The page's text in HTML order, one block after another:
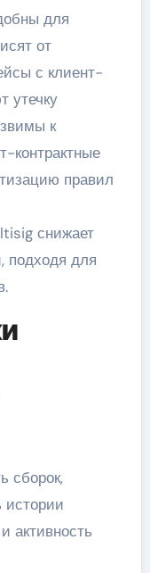
для
от
с клиент-
утечку
к
контрактные
правил
снижает
подходя для
сборок,
истории
активность